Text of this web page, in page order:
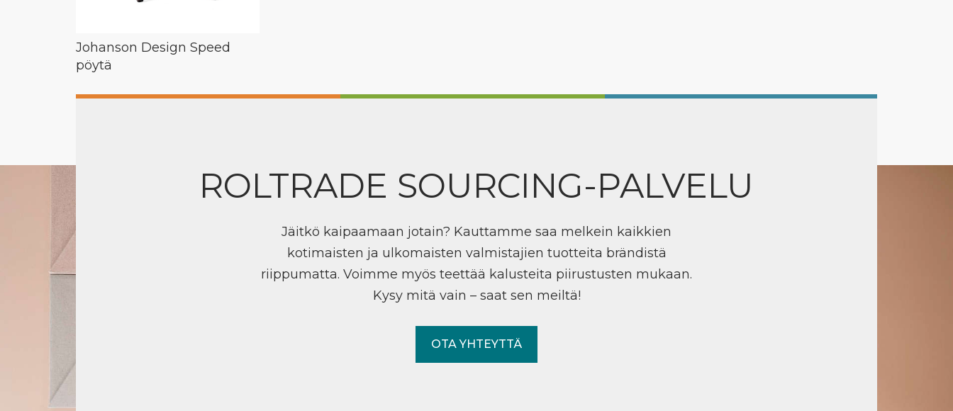
Johanson Design Speed
pöytä
ROLTRADE SOURCING-PALVELU
Jäitkö kaipaamaan jotain? Kauttamme saa melkein kaikkien
kotimaisten ja ulkomaisten valmistajien tuotteita brändistä
riippumatta. Voimme myös teettää kalusteita piirustusten mukaan.
Kysy mitä vain – saat sen meiltä!
OTA YHTEYTTÄ